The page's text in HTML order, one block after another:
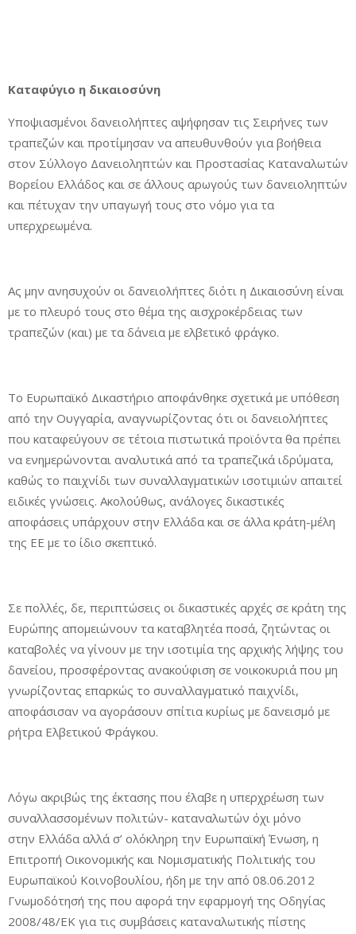
Καταφύγιο η δικαιοσύνη
Υποψιασμένοι δανειολήπτες αψήφησαν τις Σειρήνες των
τραπεζών και προτίμησαν να απευθυνθούν για βοήθεια
στον Σύλλογο Δανειοληπτών και Προστασίας Καταναλωτών
Βορείου Ελλάδος και σε άλλους αρωγούς των δανειοληπτών
και πέτυχαν την υπαγωγή τους στο νόμο για τα
υπερχρεωμένα.
Ας μην ανησυχούν οι δανειολήπτες διότι η Δικαιοσύνη είναι
με το πλευρό τους στο θέμα της αισχροκέρδειας των
τραπεζών (και) με τα δάνεια με ελβετικό φράγκο.
Το Ευρωπαϊκό Δικαστήριο αποφάνθηκε σχετικά με υπόθεση
από την Ουγγαρία, αναγνωρίζοντας ότι οι δανειολήπτες
που καταφεύγουν σε τέτοια πιστωτικά προϊόντα θα πρέπει
να ενημερώνονται αναλυτικά από τα τραπεζικά ιδρύματα,
καθώς το παιχνίδι των συναλλαγματικών ισοτιμιών απαιτεί
ειδικές γνώσεις. Ακολούθως, ανάλογες δικαστικές
αποφάσεις υπάρχουν στην Ελλάδα και σε άλλα κράτη-μέλη
της ΕΕ με το ίδιο σκεπτικό.
Σε πολλές, δε, περιπτώσεις οι δικαστικές αρχές σε κράτη της
Ευρώπης απομειώνουν τα καταβλητέα ποσά, ζητώντας οι
καταβολές να γίνουν με την ισοτιμία της αρχικής λήψης του
δανείου, προσφέροντας ανακούφιση σε νοικοκυριά που μη
γνωρίζοντας επαρκώς το συναλλαγματικό παιχνίδι,
αποφάσισαν να αγοράσουν σπίτια κυρίως με δανεισμό με
ρήτρα Ελβετικού Φράγκου.
Λόγω ακριβώς της έκτασης που έλαβε η υπερχρέωση των
συναλλασσομένων πολιτών- καταναλωτών όχι μόνο
στην Ελλάδα αλλά σ’ ολόκληρη την Ευρωπαϊκή Ένωση, η
Επιτροπή Οικονομικής και Νομισματικής Πολιτικής του
Ευρωπαϊκού Κοινοβουλίου, ήδη με την από 08.06.2012
Γνωμοδότησή της που αφορά την εφαρμογή της Οδηγίας
2008/48/ΕΚ για τις συμβάσεις καταναλωτικής πίστης